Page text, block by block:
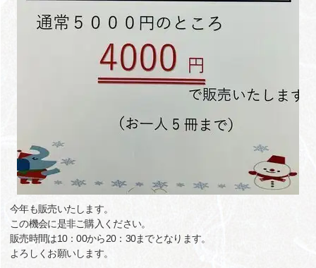
今年も販売いたします。
この機会に是非ご購入ください。
販売時間は10：00から20：30までとなります。
よろしくお願いします。